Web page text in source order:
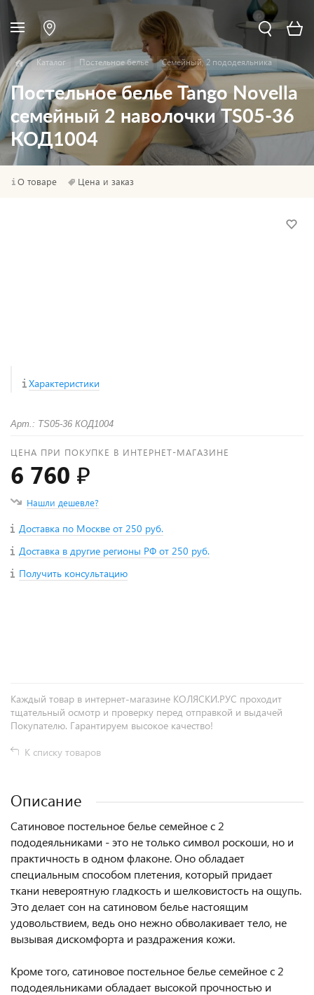
Каталог Постельное белье Семейный, 2 пододеяльника
Постельное белье Tango Novella
семейный 2 наволочки TS05-36
КОД1004
О товаре Цена и заказ
Характеристики
Арт.: TS05-36 КОД1004
ЦЕНА ПРИ ПОКУПКЕ В ИНТЕРНЕТ-МАГАЗИНЕ
6 760 ₽
Нашли дешевле?
Доставка по Москве от 250 руб.
Доставка в другие регионы РФ от 250 руб.
Получить консультацию
Каждый товар в интернет-магазине КОЛЯСКИ.РУС проходит
тщательный осмотр и проверку перед отправкой и выдачей
Покупателю. Гарантируем высокое качество!
К списку товаров
Описание
Сатиновое постельное белье семейное с 2
пододеяльниками - это не только символ роскоши, но и
практичность в одном флаконе. Оно обладает
специальным способом плетения, который придает
ткани невероятную гладкость и шелковистость на ощупь.
Это делает сон на сатиновом белье настоящим
удовольствием, ведь оно нежно обволакивает тело, не
вызывая дискомфорта и раздражения кожи.
Кроме того, сатиновое постельное белье семейное с 2
пододеяльниками обладает высокой прочностью и